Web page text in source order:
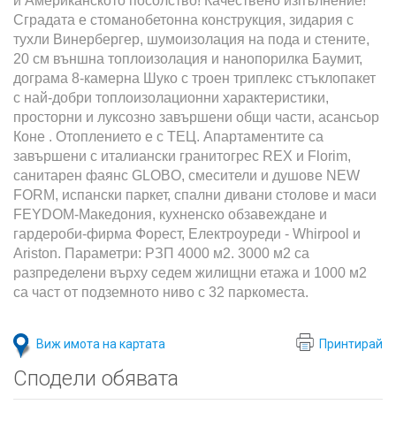
Сградата е стоманобетонна конструкция, зидария с
тухли Винербергер, шумоизолация на пода и стените,
20 см външна топлоизолация и нанопорилка Баумит,
дограма 8-камерна Шуко с троен триплекс стъклопакет
с най-добри топлоизолационни характеристики,
просторни и луксозно завършени общи части, асансьор
Коне . Отоплението е с ТЕЦ. Апартаментите са
завършени с италиански гранитогрес REX и Florim,
санитарен фаянс GLOBO, смесители и душове NEW
FORM, испански паркет, спални дивани столове и маси
FEYDOM-Македония, кухненско обзавеждане и
гардероби-фирма Форест, Електроуреди - Whirpool и
Ariston. Параметри: РЗП 4000 м2. 3000 м2 са
разпределени върху седем жилищни етажа и 1000 м2
са част от подземното ниво с 32 паркоместа.
Виж имота на картата Принтирай
Сподели обявата